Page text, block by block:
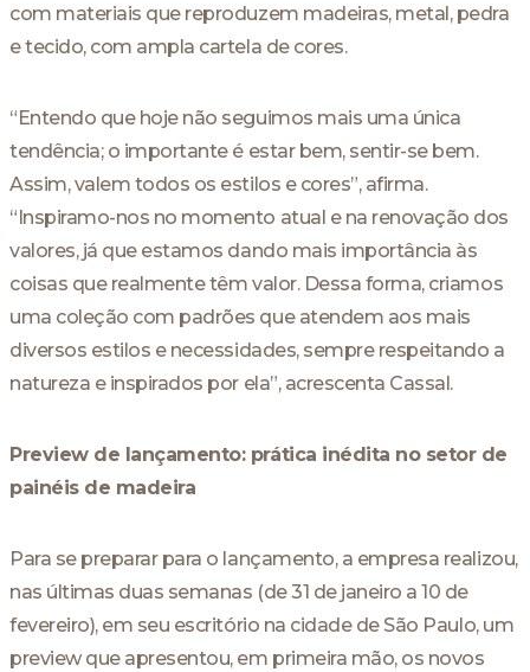
com materiais que reproduzem madeiras, metal, pedra
e tecido, com ampla cartela de cores.
“Entendo que hoje não seguimos mais uma única
tendência; o importante é estar bem, sentir-se bem.
Assim, valem todos os estilos e cores”, afirma.
“Inspiramo-nos no momento atual e na renovação dos
valores, já que estamos dando mais importância às
coisas que realmente têm valor. Dessa forma, criamos
uma coleção com padrões que atendem aos mais
diversos estilos e necessidades, sempre respeitando a
natureza e inspirados por ela”, acrescenta Cassal.
Preview de lançamento: prática inédita no setor de
painéis de madeira
Para se preparar para o lançamento, a empresa realizou,
nas últimas duas semanas (de 31 de janeiro a 10 de
fevereiro), em seu escritório na cidade de São Paulo, um
preview que apresentou, em primeira mão, os novos